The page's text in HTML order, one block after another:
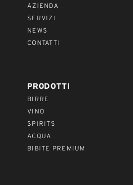
AZIENDA
SERVIZI
NEWS
CONTATTI
PRODOTTI
BIRRE
VINO
SPIRITS
ACQUA
BIBITE PREMIUM